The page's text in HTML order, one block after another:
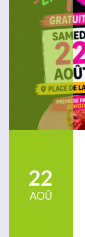
22
AOÛ